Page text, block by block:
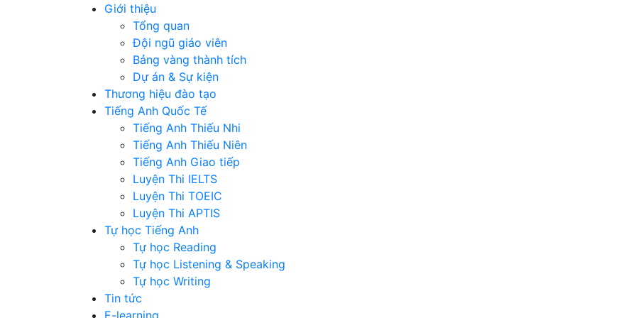
Giới thiệu
Tổng quan
Đội ngũ giáo viên
Bảng vàng thành tích
Dự án & Sự kiện
Thương hiệu đào tạo
Tiếng Anh Quốc Tế
Tiếng Anh Thiếu Nhi
Tiếng Anh Thiếu Niên
Tiếng Anh Giao tiếp
Luyện Thi IELTS
Luyện Thi TOEIC
Luyện Thi APTIS
Tự học Tiếng Anh
Tự học Reading
Tự học Listening & Speaking
Tự học Writing
Tin tức
E-learning